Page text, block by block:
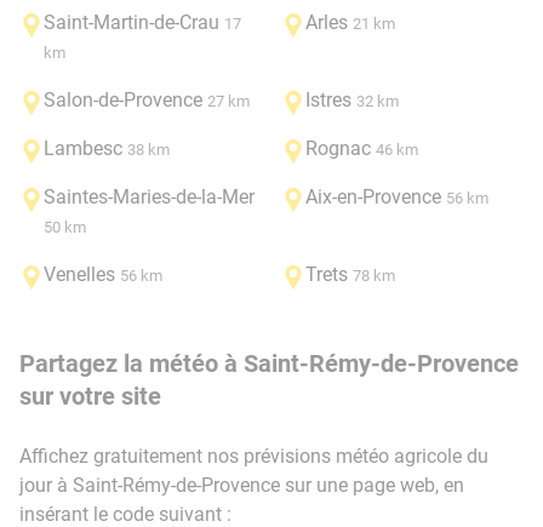
Saint-Martin-de-Crau 17
km
Arles 21 km
Salon-de-Provence 27 km Istres 32 km
Lambesc 38 km Rognac 46 km
Saintes-Maries-de-la-Mer
50 km
Aix-en-Provence 56 km
Venelles 56 km Trets 78 km
Partagez la météo à Saint-Rémy-de-Provence
sur votre site
Affichez gratuitement nos prévisions météo agricole du
jour à Saint-Rémy-de-Provence sur une page web, en
insérant le code suivant :